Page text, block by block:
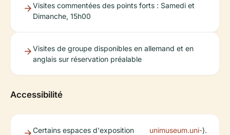
Visites commentées des points forts : Samedi et
Dimanche, 15h00
Visites de groupe disponibles en allemand et en
anglais sur réservation préalable
Accessibilité
Certains espaces d'exposition
unimuseum.uni-).